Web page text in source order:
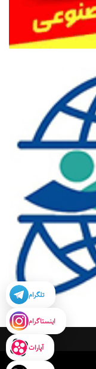
تلگرام
اینستاگرام
آپارات